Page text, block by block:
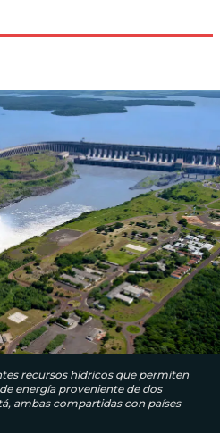
recursos hídricos que permiten
energía proveniente de dos
ambas compartidas con países